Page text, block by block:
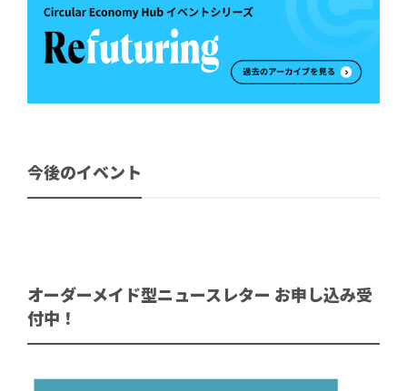
今後のイベント
オーダーメイド型ニュースレター お申し込み受
付中！